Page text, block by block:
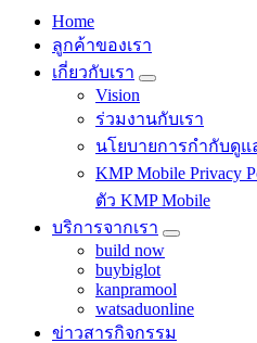
Fintech สำหรับวงการรับเหมาก่
กับเรา เพราะโอกาสรอไม่ได้
Home
ลูกค้าของเรา
เกี่ยวกับเรา
Vision
ร่วมงานกับเรา
นโยบายการกำกับดูแ
KMP Mobile Privacy
ตัว KMP Mobile
บริการจากเรา
build now
buybiglot
kanpramool
watsaduonline
ข่าวสารกิจกรรม